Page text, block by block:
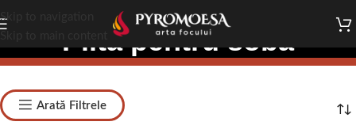
Skip to navigation
Plită pentru sobă
Arată Filtrele